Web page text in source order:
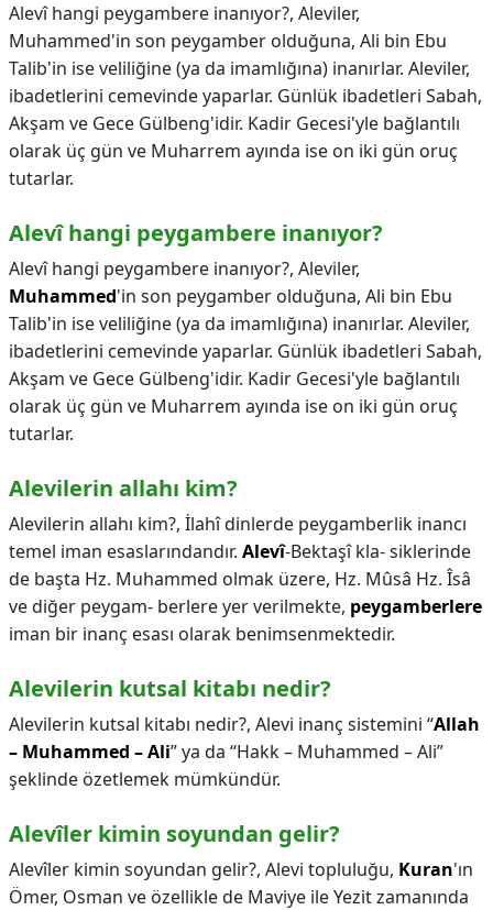
Alevî hangi peygambere inanıyor?, Aleviler,
Muhammed'in son peygamber olduğuna, Ali bin Ebu
Talib'in ise veliliğine (ya da imamlığına) inanırlar. Aleviler,
ibadetlerini cemevinde yaparlar. Günlük ibadetleri Sabah,
Akşam ve Gece Gülbeng'idir. Kadir Gecesi'yle bağlantılı
olarak üç gün ve Muharrem ayında ise on iki gün oruç
tutarlar.
Alevî hangi peygambere inanıyor?
Alevî hangi peygambere inanıyor?, Aleviler,
Muhammed'in son peygamber olduğuna, Ali bin Ebu
Talib'in ise veliliğine (ya da imamlığına) inanırlar. Aleviler,
ibadetlerini cemevinde yaparlar. Günlük ibadetleri Sabah,
Akşam ve Gece Gülbeng'idir. Kadir Gecesi'yle bağlantılı
olarak üç gün ve Muharrem ayında ise on iki gün oruç
tutarlar.
Alevilerin allahı kim?
Alevilerin allahı kim?, İlahî dinlerde peygamberlik inancı
temel iman esaslarındandır. Alevî-Bektaşî kla- siklerinde
de başta Hz. Muhammed olmak üzere, Hz. Mûsâ Hz. Îsâ
ve diğer peygam- berlere yer verilmekte, peygamberlere
iman bir inanç esası olarak benimsenmektedir.
Alevilerin kutsal kitabı nedir?
Alevilerin kutsal kitabı nedir?, Alevi inanç sistemini “Allah
– Muhammed – Ali” ya da “Hakk – Muhammed – Ali”
şeklinde özetlemek mümkündür.
Alevîler kimin soyundan gelir?
Alevîler kimin soyundan gelir?, Alevi topluluğu, Kuran'ın
Ömer, Osman ve özellikle de Maviye ile Yezit zamanında